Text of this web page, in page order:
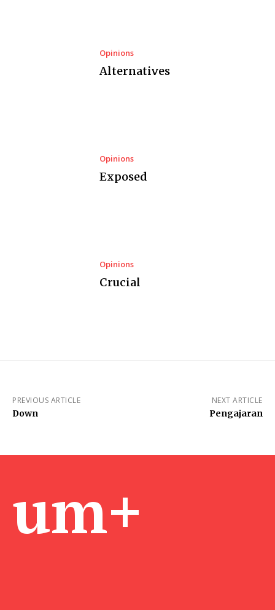
Opinions
Alternatives
Opinions
Exposed
Opinions
Crucial
PREVIOUS ARTICLE
Down
NEXT ARTICLE
Pengajaran
um+